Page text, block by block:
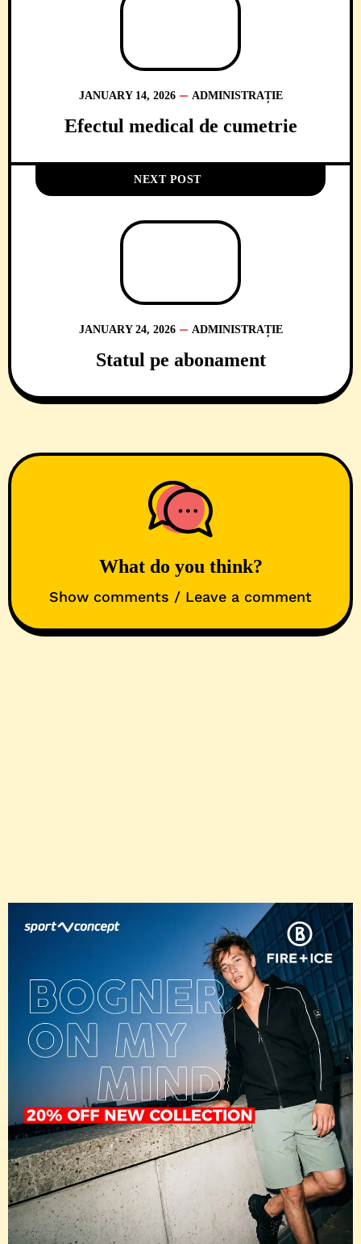
JANUARY 14, 2026 ADMINISTRAȚIE
Efectul medical de cumetrie
NEXT POST
JANUARY 24, 2026 ADMINISTRAȚIE
Statul pe abonament
What do you think?
Show comments / Leave a comment